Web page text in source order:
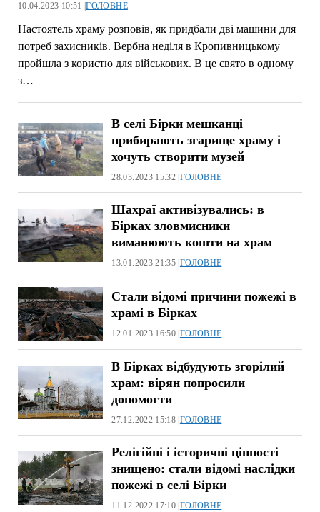
10.04.2023 10:51 |ГОЛОВНЕ
Настоятель храму розповів, як придбали дві машини для
потреб захисників. Вербна неділя в Кропивницькому
пройшла з користю для військових. В це свято в одному
з…
В селі Бірки мешканці
прибирають згарище храму і
хочуть створити музей
28.03.2023 15:32 | ГОЛОВНЕ
Шахраї активізувались: в
Бірках зловмисники
виманюють кошти на храм
13.01.2023 21:35 | ГОЛОВНЕ
Стали відомі причини пожежі в
храмі в Бірках
12.01.2023 16:50 | ГОЛОВНЕ
В Бірках відбудують згорілий
храм: вірян попросили
допомогти
27.12.2022 15:18 | ГОЛОВНЕ
Релігійні і історичні цінності
знищено: стали відомі наслідки
пожежі в селі Бірки
11.12.2022 17:10 | ГОЛОВНЕ